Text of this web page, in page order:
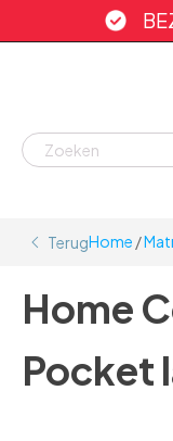
TerugHome /
Home
Pocket